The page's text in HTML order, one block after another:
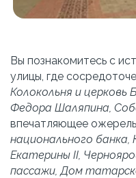
Вы познакомитесь с
Колокольня и церковь
Федора Шаляпина,
впечатляющее
национального
Екатерины II,
пассажи, Дом